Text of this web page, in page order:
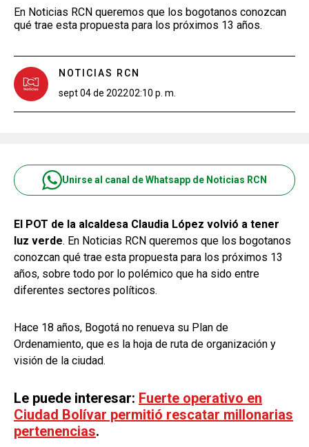
En Noticias RCN queremos que los bogotanos conozcan
qué trae esta propuesta para los próximos 13 años.
NOTICIAS RCN
sept 04 de 202202:10 p. m.
Unirse al canal de Whatsapp de Noticias RCN
El POT de la alcaldesa Claudia López volvió a tener
luz verde. En Noticias RCN queremos que los bogotanos
conozcan qué trae esta propuesta para los próximos 13
años, sobre todo por lo polémico que ha sido entre
diferentes sectores políticos.
Hace 18 años, Bogotá no renueva su Plan de
Ordenamiento, que es la hoja de ruta de organización y
visión de la ciudad.
Le puede interesar: Fuerte operativo en
Ciudad Bolívar permitió rescatar millonarias
pertenencias.